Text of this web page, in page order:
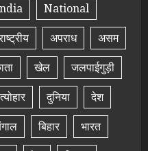
National
अपराध
असम
खेल
जलपाईगुड़ी
त्योहार दुनिया
देश
बिहार
भारत